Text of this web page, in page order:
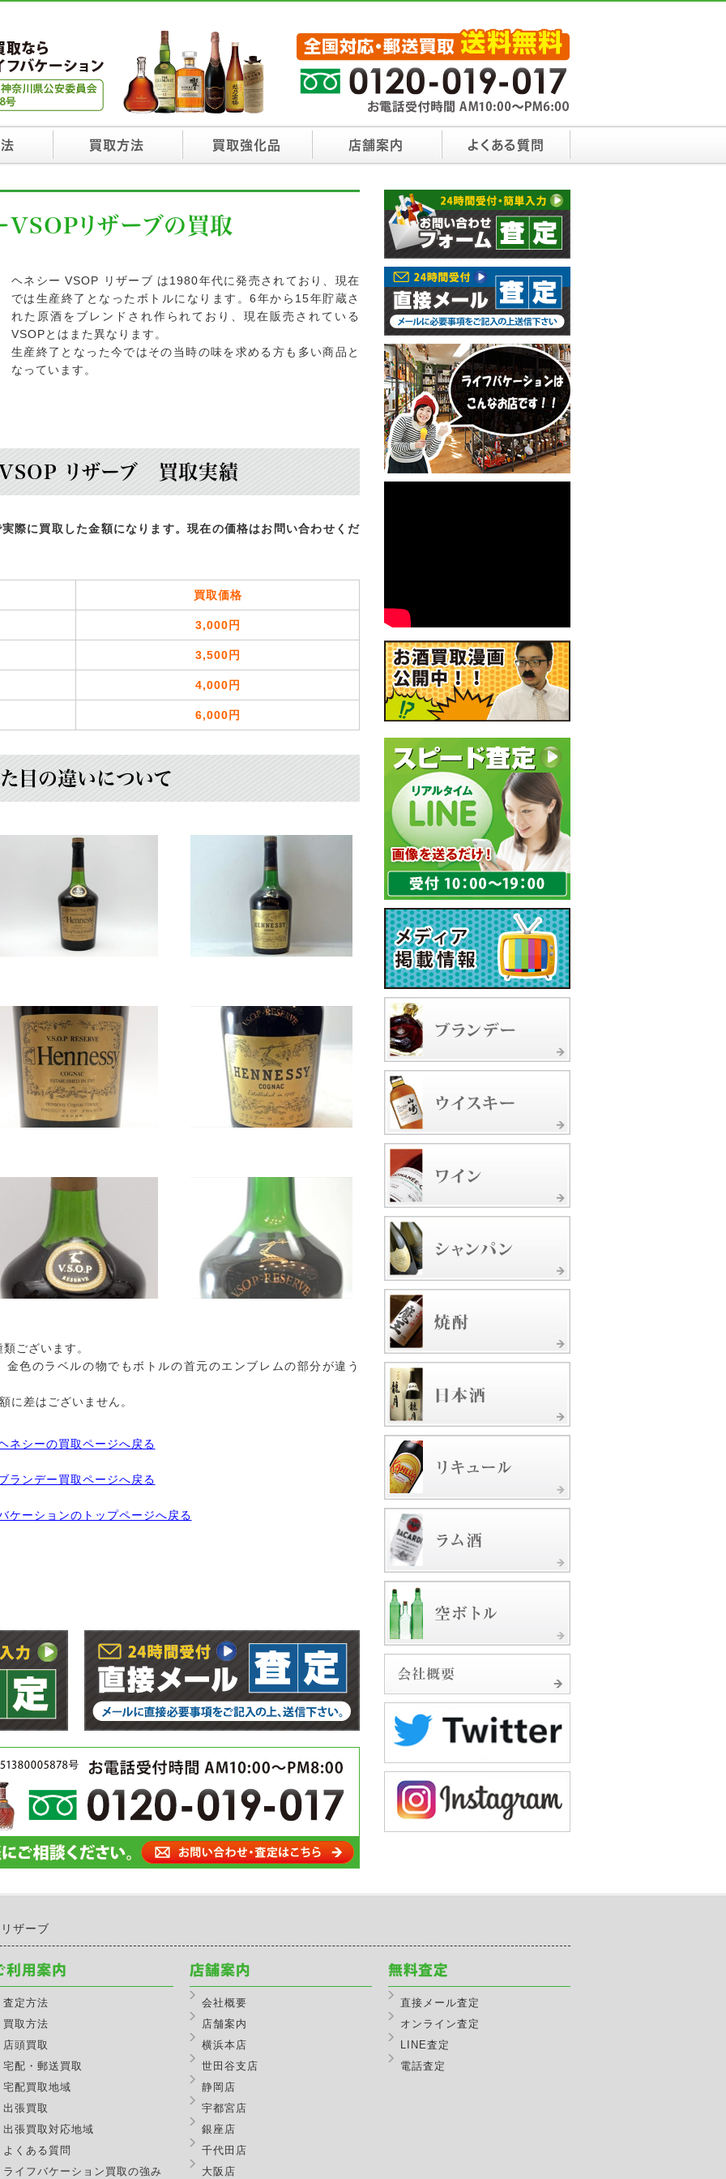
買取方法 買取強化品 店舗案内 よくある質問
VSOPリザーブの買取
ヘネシー VSOP リザーブ は1980年代に発売されており、現在
では生産終了となったボトルになります。6年から15年貯蔵さ
れた原酒をブレンドされ作られており、現在販売されている
VSOPとはまた異なります。
生産終了となった今ではその当時の味を求める方も多い商品と
なっています。
リザーブ 買取実績
際に買取した金額になります。現在の価格はお問い合わせくだ
買取価格
3,000円
3,500円
4,000円
6,000円
目の違いについて
ございます。
色のラベルの物でもボトルの首元のエンブレムの部分が違う
に差はございません。
ネシーの買取ページへ戻る
ランデー買取ページへ戻る
ケーションのトップページへ戻る
ザーブ
査定方法
買取方法
店頭買取
宅配・郵送買取
宅配買取地域
出張買取
出張買取対応地域
よくある質問
ライフバケーション買取の強み
会社概要
店舗案内
横浜本店
世田谷支店
静岡店
宇都宮店
銀座店
千代田店
大阪店
直接メール査定
オンライン査定
LINE査定
電話査定